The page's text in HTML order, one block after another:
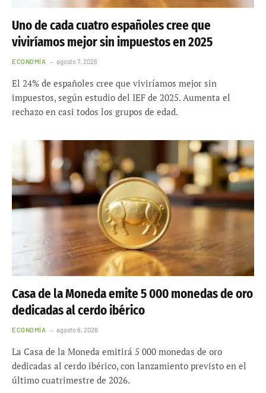
Uno de cada cuatro españoles cree que
viviríamos mejor sin impuestos en 2025
ECONOMÍA agosto 7, 2026
El 24% de españoles cree que viviríamos mejor sin
impuestos, según estudio del IEF de 2025. Aumenta el
rechazo en casi todos los grupos de edad.
Casa de la Moneda emite 5 000 monedas de oro
dedicadas al cerdo ibérico
ECONOMÍA agosto 6, 2026
La Casa de la Moneda emitirá 5 000 monedas de oro
dedicadas al cerdo ibérico, con lanzamiento previsto en el
último cuatrimestre de 2026.